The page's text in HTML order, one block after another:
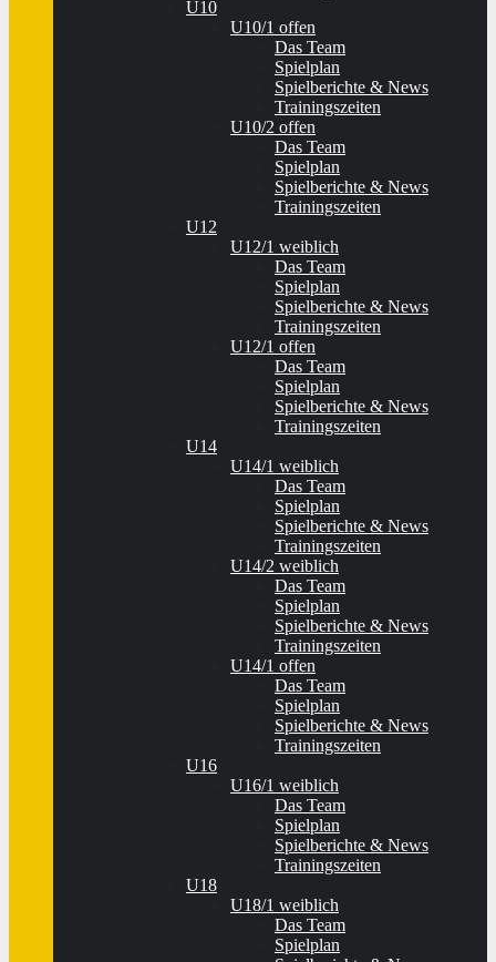
U10
U10/1 offen
Das Team
Spielplan
Spielberichte & News
Trainingszeiten
U10/2 offen
Das Team
Spielplan
Spielberichte & News
Trainingszeiten
U12
U12/1 weiblich
Das Team
Spielplan
Spielberichte & News
Trainingszeiten
U12/1 offen
Das Team
Spielplan
Spielberichte & News
Trainingszeiten
U14
U14/1 weiblich
Das Team
Spielplan
Spielberichte & News
Trainingszeiten
U14/2 weiblich
Das Team
Spielplan
Spielberichte & News
Trainingszeiten
U14/1 offen
Das Team
Spielplan
Spielberichte & News
Trainingszeiten
U16
U16/1 weiblich
Das Team
Spielplan
Spielberichte & News
Trainingszeiten
U18
U18/1 weiblich
Das Team
Spielplan